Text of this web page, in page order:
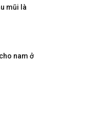
mũi là
nam ở